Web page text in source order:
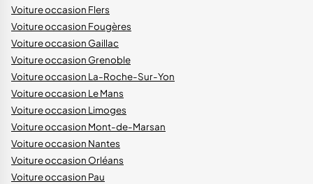
Voiture occasion Flers
Voiture occasion Fougères
Voiture occasion Gaillac
Voiture occasion Grenoble
Voiture occasion La-Roche-Sur-Yon
Voiture occasion Le Mans
Voiture occasion Limoges
Voiture occasion Mont-de-Marsan
Voiture occasion Nantes
Voiture occasion Orléans
Voiture occasion Pau